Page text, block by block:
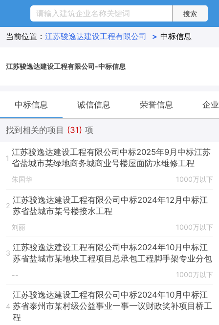
当前位置： 江苏骏逸达建设工程有限公司 > 中标信息
江苏骏逸达建设工程有限公司-中标信息
中标信息 诚信信息 荣誉信息 企
找到相关的项目 (31) 项
1
江苏骏逸达建设工程有限公司中标2025年9月中标江苏
省盐城市某绿地商务城商业号楼屋面防水维修工程
朱国华 1000万以下
2
江苏骏逸达建设工程有限公司中标2024年12月中标江
苏省盐城市某号楼接水工程
刘丽 1000万以下
3
江苏骏逸达建设工程有限公司中标2024年10月中标江
苏省盐城市某地块工程项目总承包工程脚手架专业分包
-- 1000万以下
4
江苏骏逸达建设工程有限公司中标2024年10月中标江
苏省泰州市某村级公益事业一事一议财政奖补项目桥工
程